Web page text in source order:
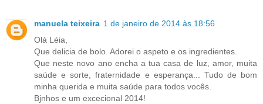
manuela teixeira 1 de janeiro de 2014 às 18:56
Olá Léia,
Que delicia de bolo. Adorei o aspeto e os ingredientes.
Que neste novo ano encha a tua casa de luz, amor, muita
saúde e sorte, fraternidade e esperança... Tudo de bom
minha querida e muita saúde para todos vocês.
Bjnhos e um excecional 2014!